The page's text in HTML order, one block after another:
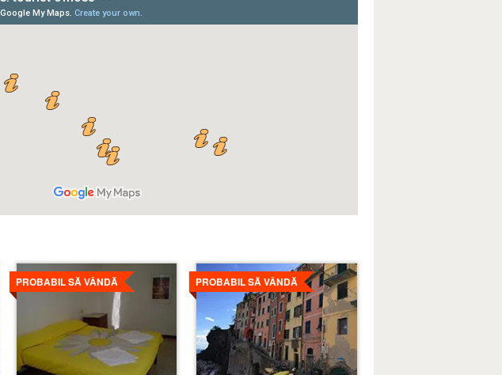
PROBABIL SĂ VÂNDĂ
Mai
detaliat PROBABIL SĂ VÂNDĂ
Mai
detaliat